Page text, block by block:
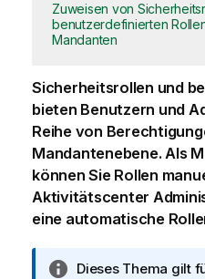
Zuweisen von
benutzerdefinierten
Mandanten
Sicherheitsrollen und
bieten Benutzern und
Reihe von
Mandantenebene. Als
können Sie Rollen
Aktivitätscenter
eine automatische
IDieses Thema gilt